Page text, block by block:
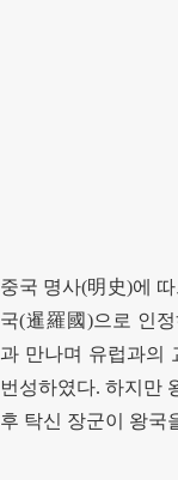
중국 명사(明史)에
국(暹羅國 )으로 인
과 만나며 유럽과의
번성하였다.하지만
후 탁신 장군이 왕국